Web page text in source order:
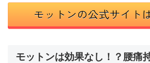
モットンは効果なし！？腰痛